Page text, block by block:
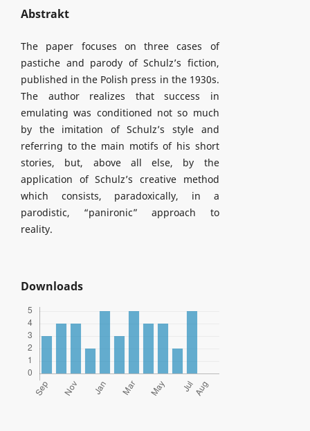
Abstrakt
The paper focuses on three cases of
pastiche and parody of Schulz’s fiction,
published in the Polish press in the 1930s.
The author realizes that success in
emulating was conditioned not so much
by the imitation of Schulz’s style and
referring to the main motifs of his short
stories, but, above all else, by the
application of Schulz’s creative method
which consists, paradoxically, in a
parodistic, “panironic” approach to
reality.
Downloads